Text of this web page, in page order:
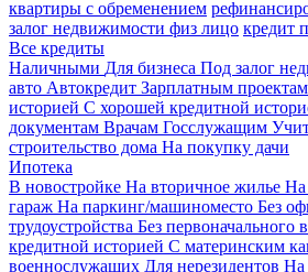
квартиры с обременением
залог недвижимости физ лицо кредит
Все кредиты
Наличными Для бизнеса Под залог
авто Автокредит Зарплатным проектам
историей С хорошей кредитной
документам Врачам Госслужащим
строительство дома На покупку дачи
Ипотека
В новостройке На вторичное жилье На
гараж На паркинг/машиноместо Без
трудоустройства Без первоначального
кредитной историей С материнским
военнослужащих Для нерезидентов На